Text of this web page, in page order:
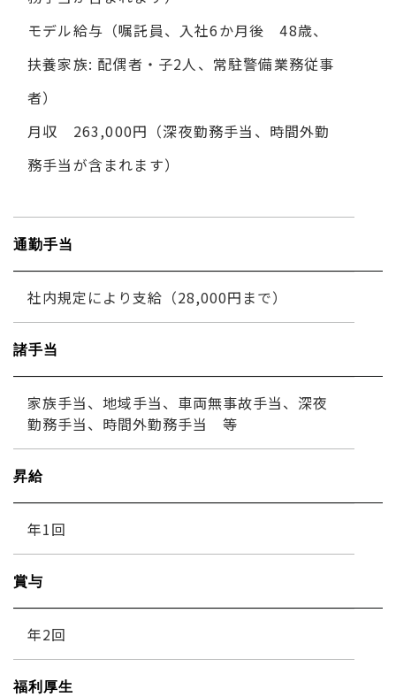
モデル給与（嘱託員、入社6か月後 48歳、
扶養家族: 配偶者・子2人、常駐警備業務従事
者）
月収 263,000円（深夜勤務手当、時間外勤
務手当が含まれます）
通勤手当
社内規定により支給（28,000円まで）
諸手当
家族手当、地域手当、車両無事故手当、深夜
勤務手当、時間外勤務手当 等
昇給
年1回
賞与
年2回
福利厚生